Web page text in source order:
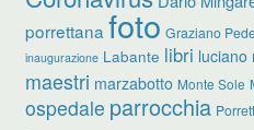
porrettana foto Graziano
inaugurazione Labante libri luciano
maestri marzabotto Monte Sole
ospedale parrocchia